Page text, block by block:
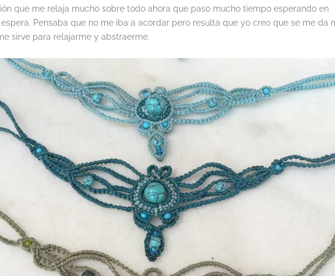
que me relaja mucho sobre todo ahora que paso mucho tiempo esperando en
Pensaba que no me iba a acordar pero resulta que yo creo que se me da
sirve para relajarme y abstraerme.